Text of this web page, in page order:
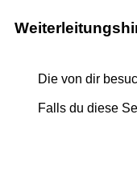
Die von dir
Falls du diese